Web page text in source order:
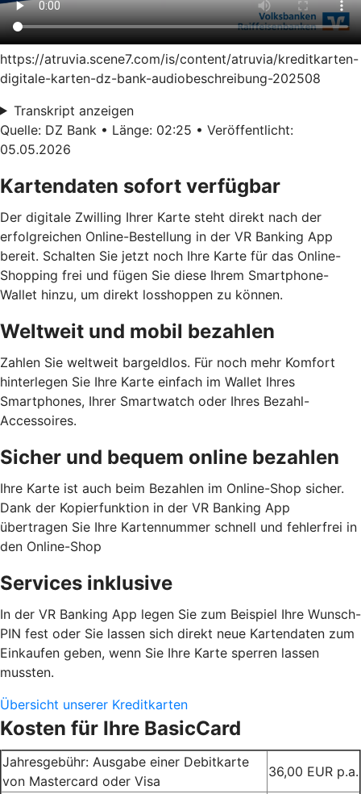
https://atruvia.scene7.com/is/content/atruvia/kreditkarten-
digitale-karten-dz-bank-audiobeschreibung-202508
Transkript anzeigen
Quelle: DZ Bank • Länge: 02:25 • Veröffentlicht:
05.05.2026
Kartendaten sofort verfügbar
Der digitale Zwilling Ihrer Karte steht direkt nach der
erfolgreichen Online-Bestellung in der VR Banking App
bereit. Schalten Sie jetzt noch Ihre Karte für das Online-
Shopping frei und fügen Sie diese Ihrem Smartphone-
Wallet hinzu, um direkt losshoppen zu können.
Weltweit und mobil bezahlen
Zahlen Sie weltweit bargeldlos. Für noch mehr Komfort
hinterlegen Sie Ihre Karte einfach im Wallet Ihres
Smartphones, Ihrer Smartwatch oder Ihres Bezahl-
Accessoires.
Sicher und bequem online bezahlen
Ihre Karte ist auch beim Bezahlen im Online-Shop sicher.
Dank der Kopierfunktion in der VR Banking App
übertragen Sie Ihre Kartennummer schnell und fehlerfrei in
den Online-Shop
Services inklusive
In der VR Banking App legen Sie zum Beispiel Ihre Wunsch-
PIN fest oder Sie lassen sich direkt neue Kartendaten zum
Einkaufen geben, wenn Sie Ihre Karte sperren lassen
mussten.
Übersicht unserer Kreditkarten
Kosten für Ihre BasicCard
Jahresgebühr: Ausgabe einer Debitkarte
von Mastercard oder Visa
36,00 EUR p.a.